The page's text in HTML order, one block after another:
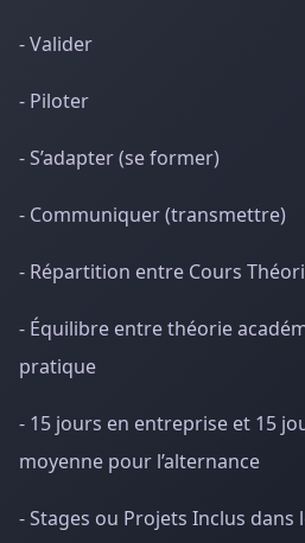
- Valider
- Piloter
- S’adapter (se former)
- Communiquer (transmettre)
- Répartition entre Cours
- Équilibre entre théorie
pratique
- 15 jours en entreprise et 15
moyenne pour l’alternance
- Stages ou Projets Inclus dans